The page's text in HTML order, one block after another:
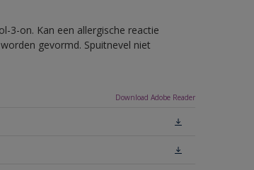
3-on. Kan een allergische reactie
gevormd. Spuitnevel niet
Download Adobe Reader